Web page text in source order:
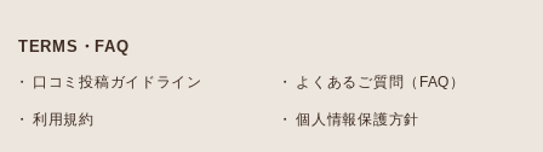
TERMS・FAQ
口コミ投稿ガイドライン よくあるご質問（FAQ）
利用規約 個人情報保護方針